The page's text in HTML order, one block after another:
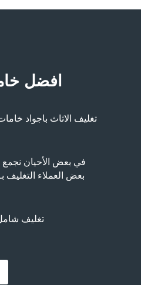
افضل
تغليف الاثاث باجواد
في بعض الأحيان
بعض العملاء التغليف
تغليف